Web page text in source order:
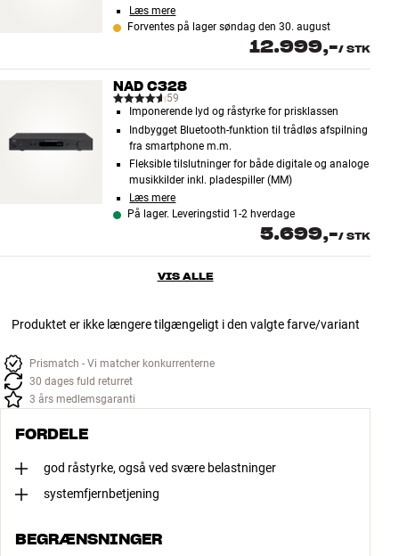
Læs mere
Forventes på lager søndag den 30. august
12.999,-/ STK
NAD C328
59
Imponerende lyd og råstyrke for prisklassen
Indbygget Bluetooth-funktion til trådløs afspilning
fra smartphone m.m.
Fleksible tilslutninger for både digitale og analoge
musikkilder inkl. pladespiller (MM)
Læs mere
På lager. Leveringstid 1-2 hverdage
5.699,-/ STK
VIS ALLE
Produktet er ikke længere tilgængeligt i den valgte farve/variant
Prismatch - Vi matcher konkurrenterne
30 dages fuld returret
3 års medlemsgaranti
FORDELE
god råstyrke, også ved svære belastninger
systemfjernbetjening
BEGRÆNSNINGER